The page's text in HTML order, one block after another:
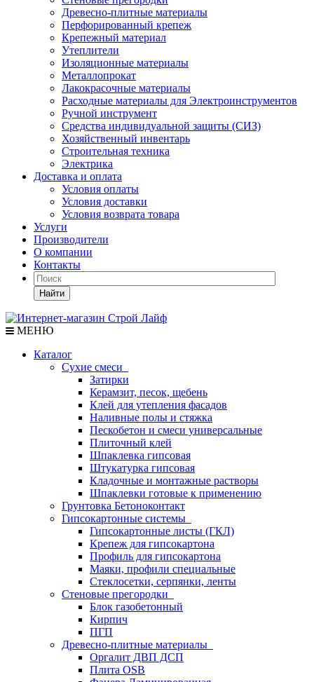
Древесно-плитные материалы
Перфорированный крепеж
Крепежный материал
Утеплители
Изоляционные материалы
Металлопрокат
Лакокрасочные материалы
Расходные материалы для Электроинструментов
Ручной инструмент
Средства индивидуальной защиты (СИЗ)
Хозяйственный инвентарь
Строительная техника
Электрика
Доставка и оплата
Условия оплаты
Условия доставки
Условия возврата товара
Услуги
Производители
О компании
Контакты
Найти
МЕНЮ
Каталог
Сухие смеси
Затирки
Керамзит, песок, щебень
Клей для утепления фасадов
Наливные полы и стяжка
Пескобетон и смеси универсальные
Плиточный клей
Шпаклевка гипсовая
Штукатурка гипсовая
Кладочные и монтажные растворы
Шпаклевки готовые к применению
Грунтовка Бетоноконтакт
Гипсокартонные системы
Гипсокартонные листы (ГКЛ)
Крепеж для гипсокартона
Профиль для гипсокартона
Маяки, профили специальные
Стеклосетки, серпянки, ленты
Стеновые прегородки
Блок газобетонный
Кирпич
ПГП
Древесно-плитные материалы
Оргалит ДВП ДСП
Плита OSB